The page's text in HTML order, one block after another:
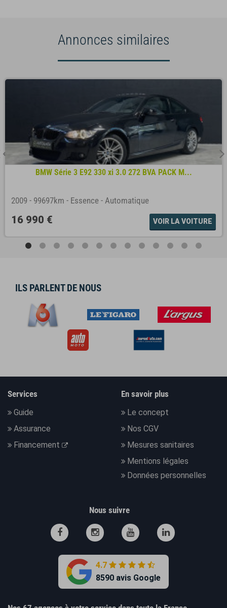
Annonces similaires
BMW Série 3 E92 330 xi 3.0 272 BVA PACK M...
2009 - 99697km - Essence - Automatique
16 990 € VOIR LA VOITURE
ILS PARLENT DE NOUS
Services
Guide
Assurance
Financement
En savoir plus
Le concept
Nos CGV
Mesures sanitaires
Mentions légales
Données personnelles
Nous suivre
4.7
8590 avis Google